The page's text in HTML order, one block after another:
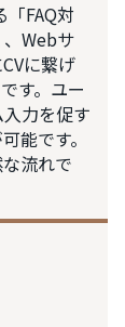
「FAQ対
Webサ
に繋げ
す。ユー
力を促す
能です。
流れで